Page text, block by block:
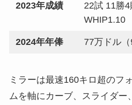
2023年成績
22試 11勝
WHIP1.10
2024年年俸 77万ドル（
ミラーは最速160キロ超のフ
ムを軸にカーブ、スライダー